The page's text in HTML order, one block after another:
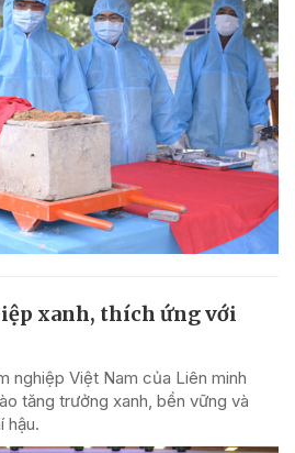
xanh, thích ứng với
nghiệp Việt Nam của Liên minh
tăng trưởng xanh, bền vững và
hậu.